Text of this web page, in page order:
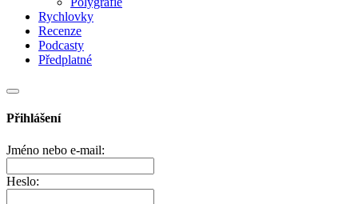
Rychlovky
Recenze
Podcasty
Předplatné
Přihlášení
Jméno nebo e-mail:
Heslo: